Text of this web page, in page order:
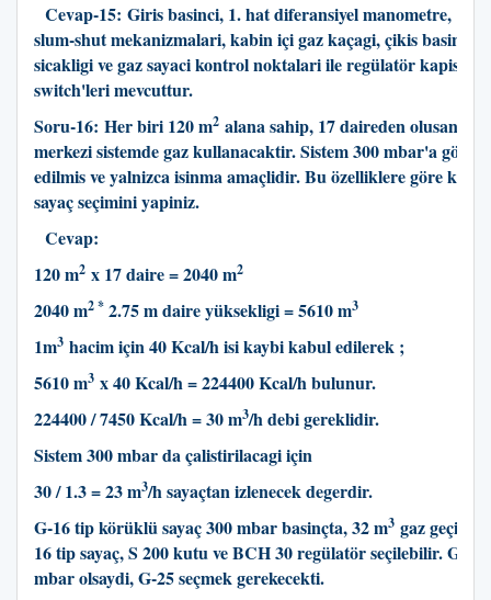
Cevap-15: Giris basinci, 1. hat diferansiyel manometre, 1.
slum-shut mekanizmalari, kabin içi gaz kaçagi, çikis basinci,
sicakligi ve gaz sayaci kontrol noktalari ile regülatör kapisi
switch'leri mevcuttur.
Soru-16: Her biri 120 m2 alana sahip, 17 daireden olusan bir
merkezi sistemde gaz kullanacaktir. Sistem 300 mbar'a göre
edilmis ve yalnizca isinma amaçlidir. Bu özelliklere göre
sayaç seçimini yapiniz.
Cevap:
120 m2 x 17 daire = 2040 m2
2040 m2 * 2.75 m daire yüksekligi = 5610 m3
1m3 hacim için 40 Kcal/h isi kaybi kabul edilerek ;
5610 m3 x 40 Kcal/h = 224400 Kcal/h bulunur.
224400 / 7450 Kcal/h = 30 m3/h debi gereklidir.
Sistem 300 mbar da çalistirilacagi için
30 / 1.3 = 23 m3/h sayaçtan izlenecek degerdir.
G-16 tip körüklü sayaç 300 mbar basinçta, 32 m3 gaz
16 tip sayaç, S 200 kutu ve BCH 30 regülatör seçilebilir. Gaz
mbar olsaydi, G-25 seçmek gerekecekti.